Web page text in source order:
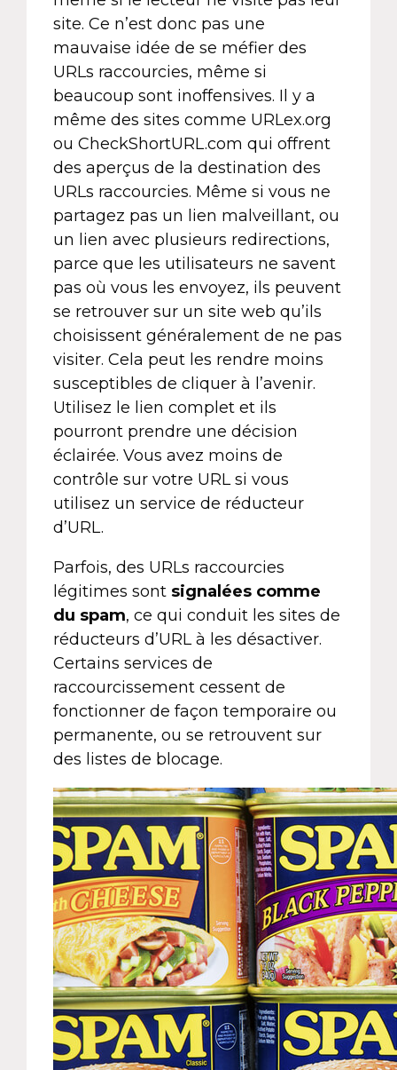
site. Ce n’est donc pas une
mauvaise idée de se méfier des
URLs raccourcies, même si
beaucoup sont inoffensives. Il y a
même des sites comme URLex.org
ou CheckShortURL.com qui offrent
des aperçus de la destination des
URLs raccourcies. Même si vous ne
partagez pas un lien malveillant, ou
un lien avec plusieurs redirections,
parce que les utilisateurs ne savent
pas où vous les envoyez, ils peuvent
se retrouver sur un site web qu’ils
choisissent généralement de ne pas
visiter. Cela peut les rendre moins
susceptibles de cliquer à l’avenir.
Utilisez le lien complet et ils
pourront prendre une décision
éclairée. Vous avez moins de
contrôle sur votre URL si vous
utilisez un service de réducteur
d’URL.
Parfois, des URLs raccourcies
légitimes sont signalées comme
du spam, ce qui conduit les sites de
réducteurs d’URL à les désactiver.
Certains services de
raccourcissement cessent de
fonctionner de façon temporaire ou
permanente, ou se retrouvent sur
des listes de blocage.